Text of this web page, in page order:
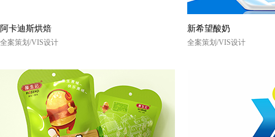
阿卡迪斯烘焙
全案策划/VIS设计
新希望酸奶
全案策划/VIS设计